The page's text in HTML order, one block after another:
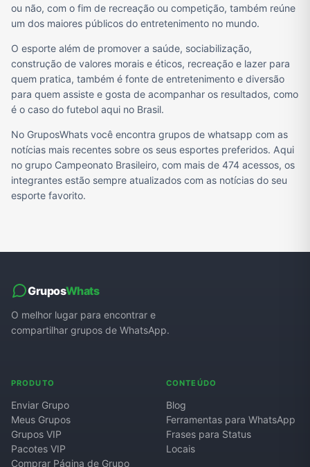
ou não, com o fim de recreação ou competição, também reúne
um dos maiores públicos do entretenimento no mundo.
O esporte além de promover a saúde, sociabilização,
construção de valores morais e éticos, recreação e lazer para
quem pratica, também é fonte de entretenimento e diversão
para quem assiste e gosta de acompanhar os resultados, como
é o caso do futebol aqui no Brasil.
No GruposWhats você encontra grupos de whatsapp com as
notícias mais recentes sobre os seus esportes preferidos. Aqui
no grupo Campeonato Brasileiro, com mais de 474 acessos, os
integrantes estão sempre atualizados com as notícias do seu
esporte favorito.
GruposWhats
O melhor lugar para encontrar e
compartilhar grupos de WhatsApp.
PRODUTO
Enviar Grupo
Meus Grupos
Grupos VIP
Pacotes VIP
Comprar Página de Grupo
CONTEÚDO
Blog
Ferramentas para WhatsApp
Frases para Status
Locais